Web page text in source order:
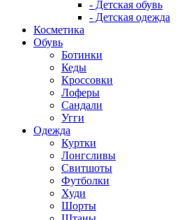
- Детская обувь
- Детская одежда
Косметика
Обувь
Ботинки
Кеды
Кроссовки
Лоферы
Сандали
Угги
Одежда
Куртки
Лонгсливы
Свитшоты
Футболки
Худи
Шорты